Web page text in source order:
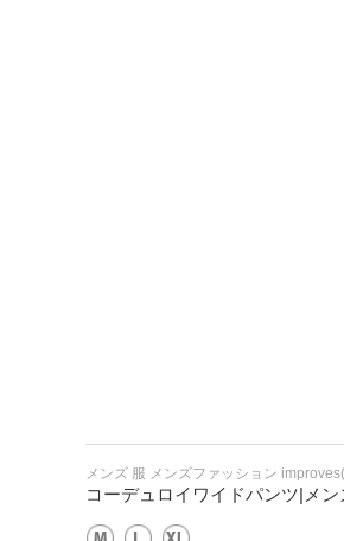
メンズ 服 メンズファッション
コーデュロイワイドパンツ|メ